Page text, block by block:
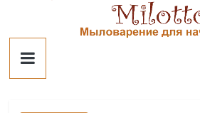
contentМилотто